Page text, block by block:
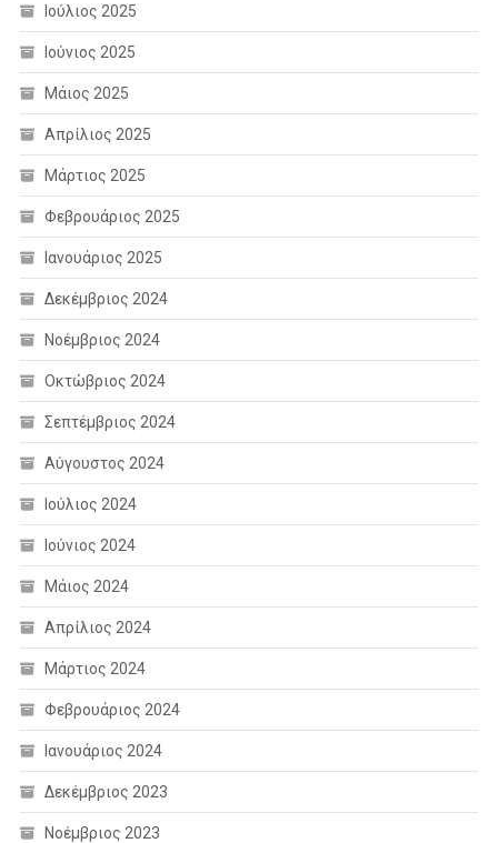
Ιούλιος 2025
Ιούνιος 2025
Μάιος 2025
Απρίλιος 2025
Μάρτιος 2025
Φεβρουάριος 2025
Ιανουάριος 2025
Δεκέμβριος 2024
Νοέμβριος 2024
Οκτώβριος 2024
Σεπτέμβριος 2024
Αύγουστος 2024
Ιούλιος 2024
Ιούνιος 2024
Μάιος 2024
Απρίλιος 2024
Μάρτιος 2024
Φεβρουάριος 2024
Ιανουάριος 2024
Δεκέμβριος 2023
Νοέμβριος 2023